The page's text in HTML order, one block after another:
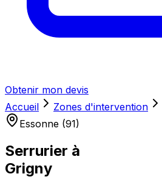
Obtenir mon devis
Accueil
Zones d'intervention
Essonne (91)
Serrurier à
Grigny